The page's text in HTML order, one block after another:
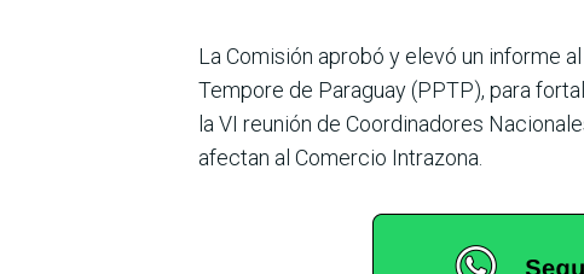
La Comisión aprobó y elevó un informe
Tempore de Paraguay (PPTP), para
la VI reunión de Coordinadores
afectan al Comercio Intrazona.